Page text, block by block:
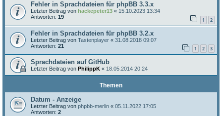
Fehler in Sprachdateien für phpBB 3.3.x
Letzter Beitrag von hackepeter13 « 15.10.2023 13:34
Antworten: 19 1 2
Fehler in Sprachdateien für phpBB 3.2.x
Letzter Beitrag von Tastenplayer « 31.08.2018 09:07
Antworten: 21 1 2 3
Sprachdateien auf GitHub
Letzter Beitrag von PhilippK « 18.05.2014 20:24
Themen
Datum - Anzeige
Letzter Beitrag von phpbb-merlin « 05.11.2022 17:05
Antworten: 2